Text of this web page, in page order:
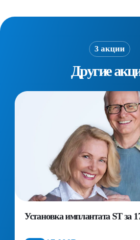
3 акции
Другие
Установка имплантата ST за